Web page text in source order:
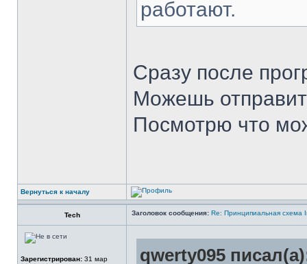
работают.
Сразу после
Можешь
Посмотрю что
Вернуться к началу
Tech Заголовок сообщения: Re: Принципиальная схема
Зарегистрирован: 31 мар
qwerty095